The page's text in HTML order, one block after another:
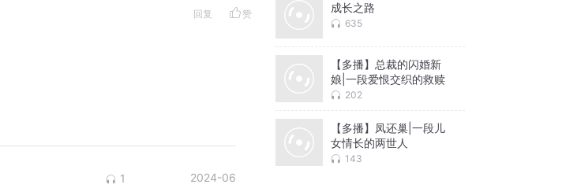
回复 赞
1 2024-06
成长之路
635
【多播】总裁的闪婚新
娘|一段爱恨交织的救赎
202
【多播】凤还巢|一段儿
女情长的两世人
143